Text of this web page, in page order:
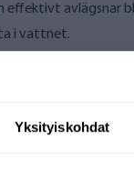
Yksityiskohdat
effektivt avlägsnar
i vattnet.
alla partiklar,